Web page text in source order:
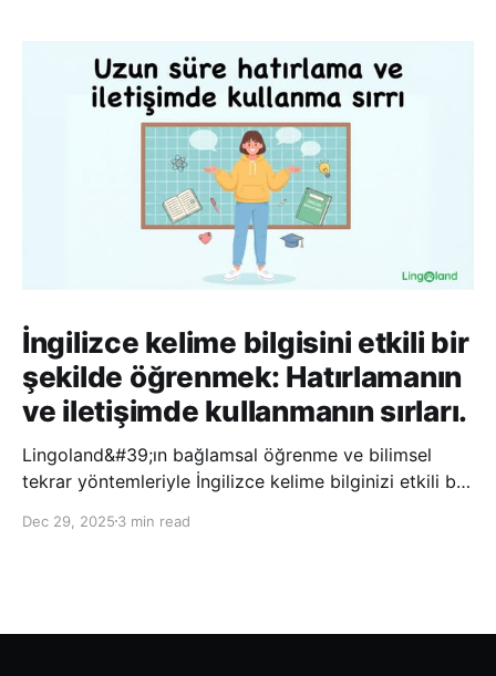
İngilizce kelime bilgisini etkili bir
şekilde öğrenmek: Hatırlamanın
ve iletişimde kullanmanın sırları.
Lingoland&#39;ın bağlamsal öğrenme ve bilimsel
tekrar yöntemleriyle İngilizce kelime bilginizi etkili bir
hatırlayabilir ve daha doğal bir şekilde iletişim
Dec 29, 2025 3 min read